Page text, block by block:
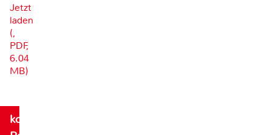
Jetzt
laden
(,
PDF,
6.04
MB)
kostenloses